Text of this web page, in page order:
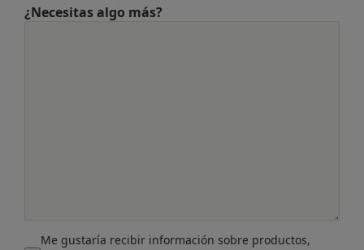
¿Necesitas algo más?
Me gustaría recibir información sobre productos,